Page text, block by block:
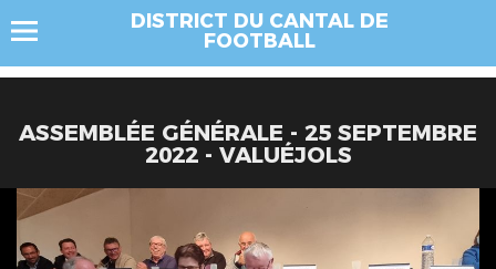
DISTRICT DU CANTAL DE
FOOTBALL
ASSEMBLÉE GÉNÉRALE - 25 SEPTEMBRE
2022 - VALUÉJOLS